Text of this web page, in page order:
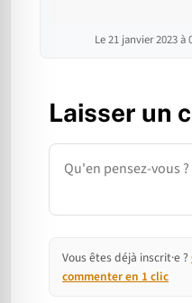
Le 21 janvier 2023 à
Laisser un
Commentaire
Vous êtes déjà inscrit·e ?
commenter en 1 clic